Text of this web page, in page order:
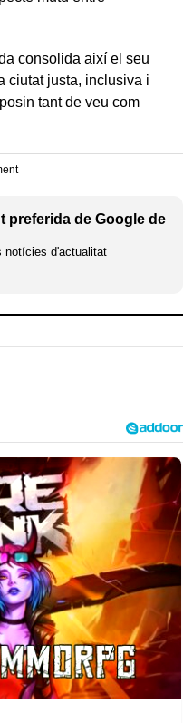
consolida així el seu
ciutat justa, inclusiva i
tant de veu com
preferida de Google de
notícies d'actualitat